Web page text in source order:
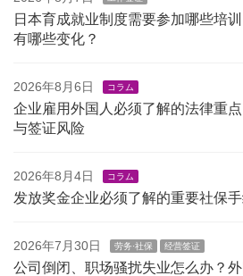
日本育成就业制度需要参加哪些培
有哪些变化？
2026年8月6日 コラム
企业雇用外国人必须了解的法律重
与签证风险
2026年8月4日 コラム
发放奖金企业必须了解的重要社保
2026年7月30日 劳务·社保 经营签证
公司倒闭、职场骚扰失业怎么办？